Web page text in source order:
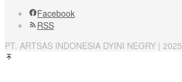
Facebook
RSS
PT. ARTSAS INDONESIA DYINI NEGRY | 2025